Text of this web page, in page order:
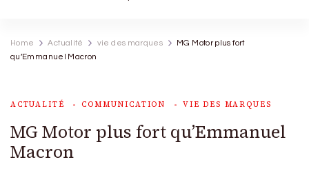
Home Actualité vie des marques
MG Motor plus fort
qu’Emmanuel Macron
ACTUALITÉ COMMUNICATION VIE DES MARQUES
MG Motor plus fort qu’Emmanuel
Macron